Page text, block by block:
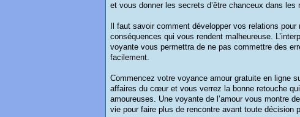
et vous donner les secrets d’être chanceux dans les
Il faut savoir comment développer vos relations
conséquences qui vous rendent malheureuse.
voyante vous permettra de ne pas commettre des
facilement.
Commencez votre voyance amour gratuite en ligne
affaires du cœur et vous verrez la bonne retouche
amoureuses. Une voyante de l’amour vous montre
vie pour faire plus de rencontre avant toute décision